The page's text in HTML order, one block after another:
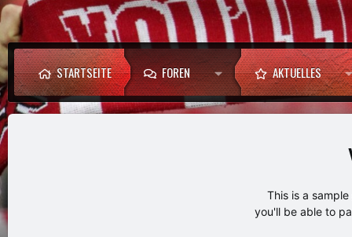
STARTSEITE FOREN AKTUELLES
This is a
you'll be able to